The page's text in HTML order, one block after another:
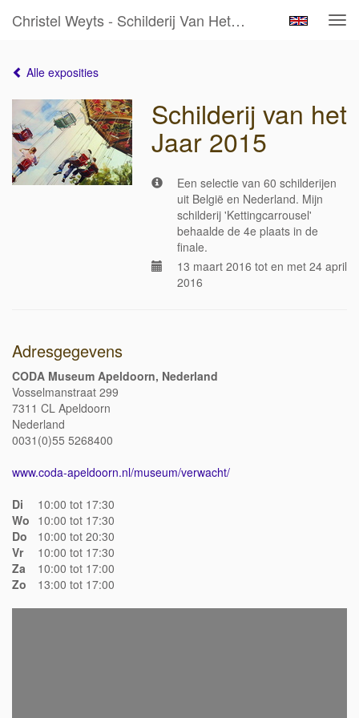
Christel Weyts - Schilderij Van Het Jaar 2015
Alle exposities
Schilderij van het
Jaar 2015
Een selectie van 60 schilderijen
uit België en Nederland. Mijn
schilderij 'Kettingcarrousel'
behaalde de 4e plaats in de
finale.
13 maart 2016 tot en met 24 april
2016
Adresgegevens
CODA Museum Apeldoorn, Nederland
Vosselmanstraat 299
7311 CL Apeldoorn
Nederland
0031(0)55 5268400
www.coda-apeldoorn.nl/museum/verwacht/
Di
10:00 tot 17:30
Wo 10:00 tot 17:30
Do
10:00 tot 20:30
Vr
10:00 tot 17:30
Za
10:00 tot 17:00
Zo
13:00 tot 17:00